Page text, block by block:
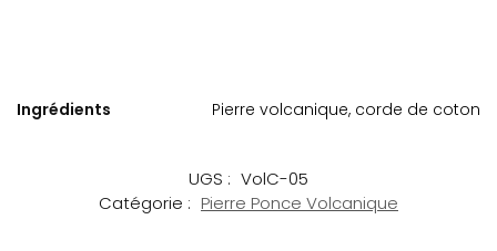
Ingrédients Pierre volcanique, corde de coton
UGS : VolC-05
Catégorie : Pierre Ponce Volcanique